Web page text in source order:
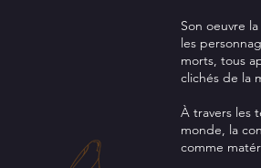
Son oeuvre
les
morts, tous
clichés de la
À travers les
monde, la
comme